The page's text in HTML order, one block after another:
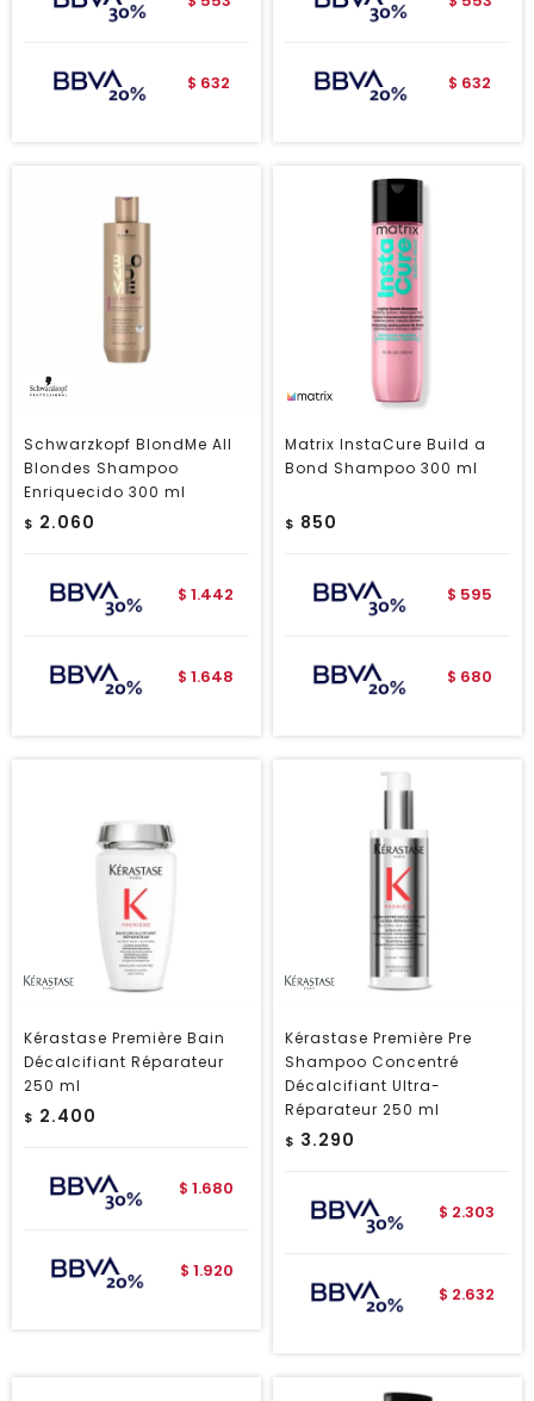
$ 632 $ 632
Schwarzkopf BlondMe All
Blondes Shampoo
Enriquecido 300 ml
$ 2.060
$ 1.442
$ 1.648
Matrix InstaCure Build a
Bond Shampoo 300 ml
$ 850
$ 595
$ 680
Kérastase Première Bain
Décalcifiant Réparateur
250 ml
$ 2.400
$ 1.680
$ 1.920
Kérastase Première Pre
Shampoo Concentré
Décalcifiant Ultra-
Réparateur 250 ml
$ 3.290
$ 2.303
$ 2.632